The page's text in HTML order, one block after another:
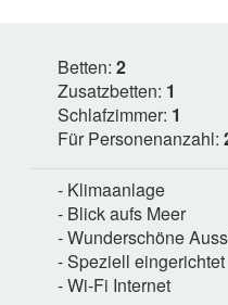
Betten: 2
Zusatzbetten: 1
Schlafzimmer: 1
Für Personenanzahl:
- Klimaanlage
- Blick aufs Meer
- Wunderschöne
- Speziell eingerichtet
- Wi-Fi Internet